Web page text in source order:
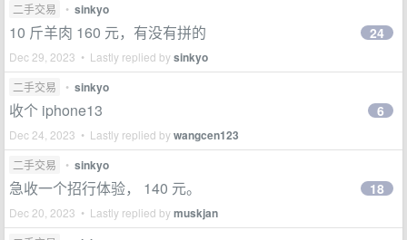
二手交易 • sinkyo
10 斤羊肉 160 元，有没有拼的
Dec 29, 2023 • Lastly replied bysinkyo
24
二手交易 • sinkyo
收个 iphone13
Dec 24, 2023 • Lastly replied bywangcen123
6
二手交易 • sinkyo
急收一个招行体验， 140 元。
Dec 20, 2023 • Lastly replied bymuskjan
18